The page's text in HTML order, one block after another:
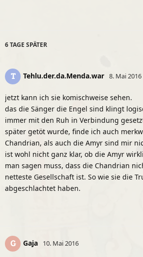
6 TAGE SPÄTER
T Tehlu.der.da.Menda.war 8. Mai 2016
jetzt kann ich sie komischweise sehen.
das die Sänger die Engel sind klingt
immer mit den Ruh in Verbindung
später getöt wurde, finde ich auch
Chandrian, als auch die Amyr sind mir
ist wohl nicht ganz klar, ob die Amyr
man sagen muss, dass die Chandrian
netteste Gesellschaft ist. So wie sie die
abgeschlachtet haben.
G Gaja 10. Mai 2016